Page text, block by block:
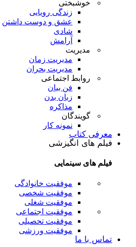
خوشبختی
زندگی رویایی
عشق و دوست داشتن
شادی
آرامش
مدیریت
مدیریت زمان
مدیریت بحران
روابط اجتماعی
فن بیان
زبان بدن
مذاکره
گویندگان
نمونه کار
معرفی کتاب
فیلم های انگیزشی
فیلم های سینمایی
موفقیت خانوادگی
موفقیت شخصی
موفقیت شغلی
موفقیت اجتماعی
موفقیت تحصیلی
موفقیت ورزشی
تماس با ما